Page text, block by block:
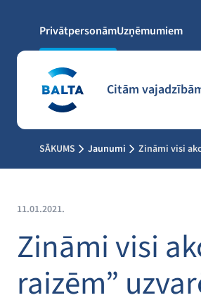
PrivātpersonāmUzņēmumiem
Citām
SĀKUMS Jaunumi Zināmi visi
11.01.2021.
Zināmi visi
raizēm”